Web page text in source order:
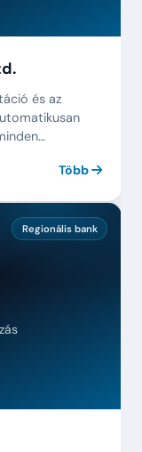
és az
Több
Regionális bank